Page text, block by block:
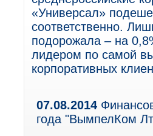
«Универсал»
соответственно.
подорожала – на
лидером по самой
корпоративных
07.08.2014
года "ВымпелКом